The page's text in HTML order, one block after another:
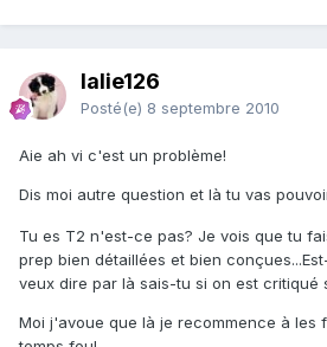
lalie126
Posté(e) 8 septembre 2010
Aie ah vi c'est un problème!
Dis moi autre question et là tu vas
Tu es T2 n'est-ce pas? Je vois que tu
prep bien détaillées et bien
veux dire par là sais-tu si on est critiqué
Moi j'avoue que là je recommence à les